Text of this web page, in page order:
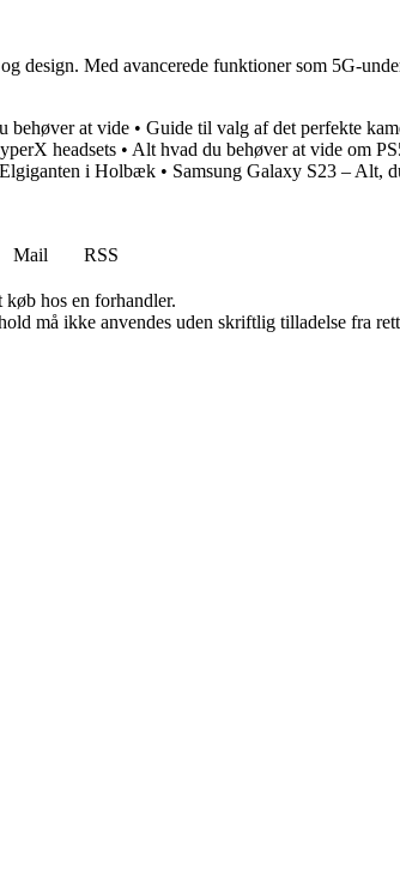
design. Med avancerede funktioner som 5G-
behøver at vide • Guide til valg af det perfekte
headsets • Alt hvad du behøver at vide om
i Holbæk • Samsung Galaxy S23 – Alt,
Mail
RSS
hos en forhandler.
må ikke anvendes uden skriftlig tilladelse fra